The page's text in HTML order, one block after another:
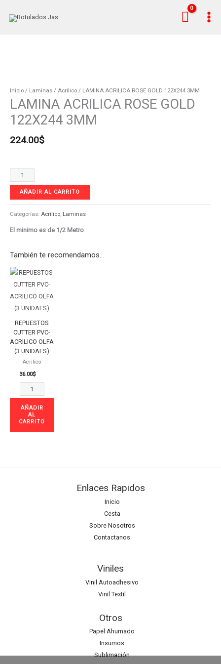
Inicio / Laminas / Acrilico / LAMINA ACRILICA ROSE GOLD 122X244 3MM
LAMINA ACRILICA ROSE GOLD
122X244 3MM
224.00$
ROSE
GOLD
3MM
cantidad
AÑADIR AL CARRITO
Categorías: Acrilico, Laminas
El minimo es de 1/2 Metro
También te recomendamos…
REPUESTOS
CUTTER PVC-
ACRILICO OLFA
(3 UNIDAES)
Acrilico
36.00$
REPUESTOS
CUTTER
PVC-
ACRILICO
OLFA
(3
UNIDAES)
cantidad
AÑADIR
AL
CARRITO
Enlaces Rapidos
Inicio
Cesta
Sobre Nosotros
Contactanos
Viniles
Vinil Autoadhesivo
Vinil Textil
Otros
Papel Ahumado
Insumos
Sublimación